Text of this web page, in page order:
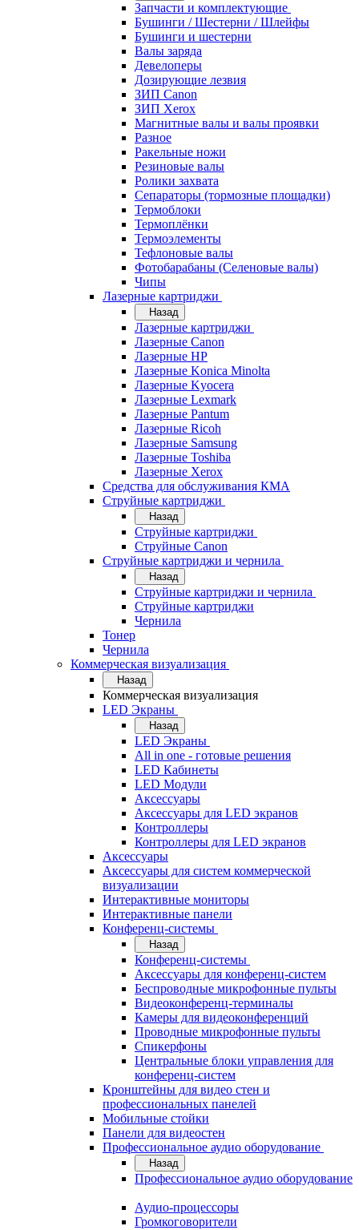
Запчасти и комплектующие
Бушинги / Шестерни / Шлейфы
Бушинги и шестерни
Валы заряда
Девелоперы
Дозирующие лезвия
ЗИП Canon
ЗИП Xerox
Магнитные валы и валы проявки
Разное
Ракельные ножи
Резиновые валы
Ролики захвата
Сепараторы (тормозные площадки)
Термоблоки
Термоплёнки
Термоэлементы
Тефлоновые валы
Фотобарабаны (Селеновые валы)
Чипы
Лазерные картриджи
Назад
Лазерные картриджи
Лазерные Canon
Лазерные HP
Лазерные Konica Minolta
Лазерные Kyocera
Лазерные Lexmark
Лазерные Pantum
Лазерные Ricoh
Лазерные Samsung
Лазерные Toshiba
Лазерные Xerox
Средства для обслуживания КМА
Струйные картриджи
Назад
Струйные картриджи
Струйные Canon
Струйные картриджи и чернила
Назад
Струйные картриджи и чернила
Струйные картриджи
Чернила
Тонер
Чернила
Коммерческая визуализация
Назад
Коммерческая визуализация
LED Экраны
Назад
LED Экраны
All in one - готовые решения
LED Кабинеты
LED Модули
Аксессуары
Аксессуары для LED экранов
Контроллеры
Контроллеры для LED экранов
Аксессуары
Аксессуары для систем коммерческой
визуализации
Интерактивные мониторы
Интерактивные панели
Конференц-системы
Назад
Конференц-системы
Аксессуары для конференц-систем
Беспроводные микрофонные пульты
Видеоконференц-терминалы
Камеры для видеоконференций
Проводные микрофонные пульты
Спикерфоны
Центральные блоки управления для
конференц-систем
Кронштейны для видео стен и
профессиональных панелей
Мобильные стойки
Панели для видеостен
Профессиональное аудио оборудование
Назад
Профессиональное аудио оборудование
Аудио-процессоры
Громкоговорители